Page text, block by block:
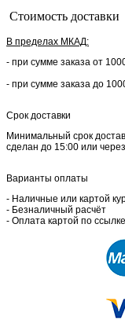
Стоимость доставки
В пределах МКАД:
- при сумме заказа от
- при сумме заказа до
Срок доставки
Минимальный срок
сделан до 15:00 или
Варианты оплаты
- Наличные или картой
- Безналичный расчёт
- Оплата картой по